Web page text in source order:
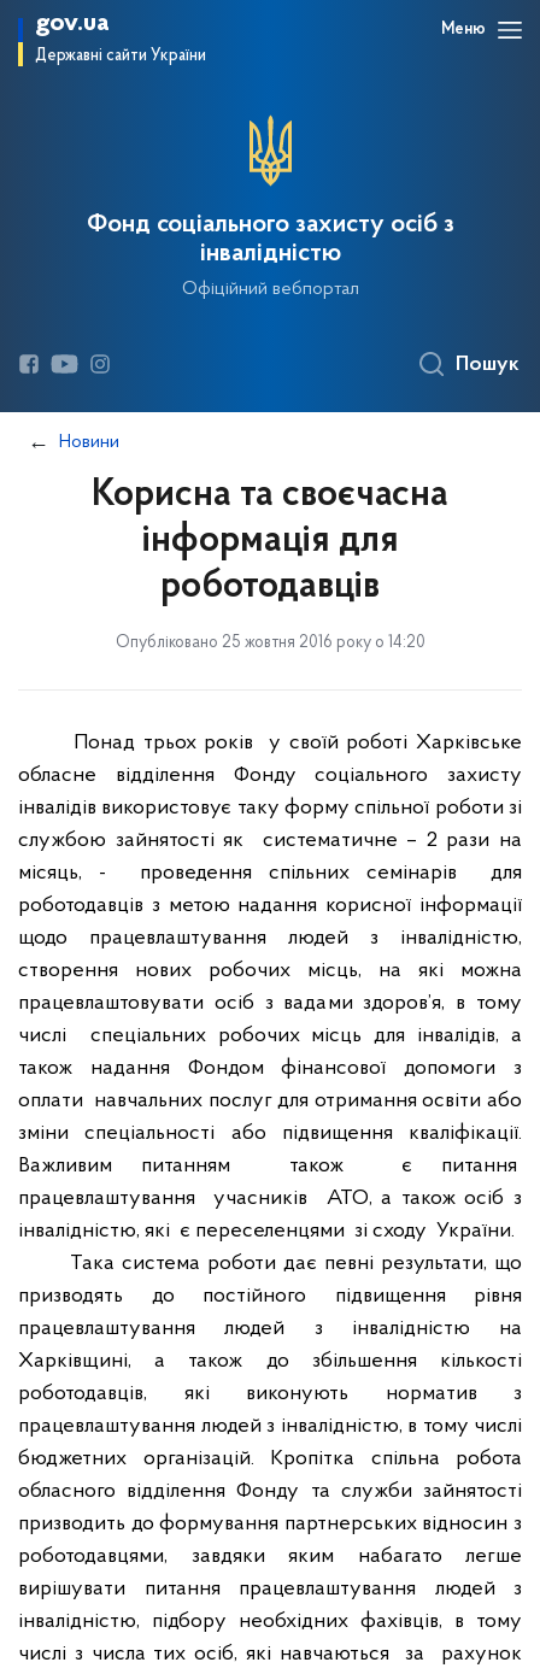
gov.ua
Державні сайти України
Меню
Фонд соціального захисту осіб з
інвалідністю
Офіційний вебпортал
Пошук
Новини
Корисна та своєчасна
інформація для
роботодавців
Опубліковано 25 жовтня 2016 року о 14:20
Понад трьох років
у своїй роботі Харківське
обласне відділення Фонду соціального захисту
інвалідів використовує таку форму спільної роботи зі
службою зайнятості як
систематичне – 2 рази на
місяць, -
проведення спільних семінарів
для
роботодавців з метою надання корисної інформації
щодо працевлаштування людей з інвалідністю,
створення нових робочих місць, на які можна
працевлаштовувати осіб з вадами здоров’я, в тому
числі
спеціальних робочих місць для інвалідів, а
також надання Фондом фінансової допомоги з
оплати навчальних послуг для отримання освіти або
зміни спеціальності або підвищення кваліфікації.
Важливим питанням
також
є питання
працевлаштування
учасників
АТО, а також осіб з
інвалідністю, які є переселенцями зі сходу України.
Така система роботи дає певні результати, що
призводять до постійного підвищення рівня
працевлаштування людей з інвалідністю на
Харківщині, а також до збільшення кількості
роботодавців, які виконують норматив з
працевлаштування людей з інвалідністю, в тому числі
бюджетних організацій. Кропітка спільна робота
обласного відділення Фонду та служби зайнятості
призводить до формування партнерських відносин з
роботодавцями, завдяки яким набагато легше
вирішувати питання працевлаштування людей з
інвалідністю, підбору необхідних фахівців, в тому
числі з числа тих осіб, які навчаються
за
рахунок